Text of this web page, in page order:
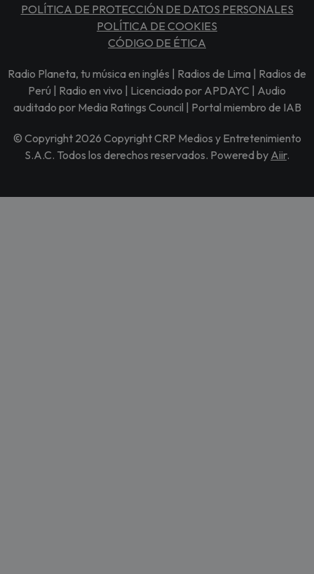
POLÍTICA DE PROTECCIÓN DE DATOS PERSONALES
POLÍTICA DE COOKIES
CÓDIGO DE ÉTICA
Radio Planeta, tu música en inglés | Radios de Lima | Radios de
Perú | Radio en vivo | Licenciado por APDAYC | Audio
auditado por Media Ratings Council | Portal miembro de IAB
© Copyright 2026 Copyright CRP Medios y Entretenimiento
S.A.C. Todos los derechos reservados. Powered by Aiir.